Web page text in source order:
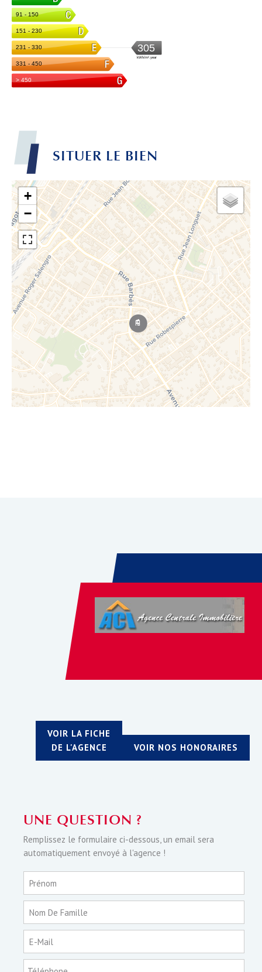
SITUER LE BIEN
+
−
VOIR LA FICHE
DE L'AGENCE
VOIR NOS HONORAIRES
UNE QUESTION ?
Remplissez le formulaire ci-dessous, un email sera
automatiquement envoyé à l'agence !
Prénom
Nom De Famille
E-Mail